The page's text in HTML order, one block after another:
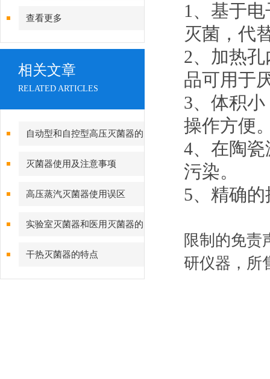
查看更多
相关文章
RELATED ARTICLES
自动型和自控型高压灭菌器的
使用方法
灭菌器使用及注意事项
高压蒸汽灭菌器使用误区
实验室灭菌器和医用灭菌器的
使用区别
干热灭菌器的特点
1、基于
灭菌，代
2、加热
品可用于
3、体积
操作方便
4、在陶
污染。
5、精确
限制的免责
研仪器，所